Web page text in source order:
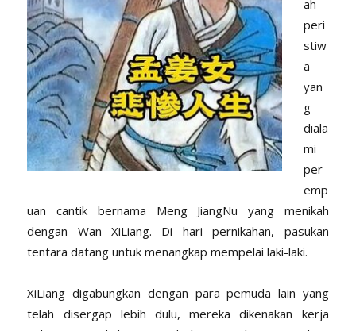
ah
peri
stiw
a
yan
g
diala
mi
per
emp
uan cantik bernama Meng JiangNu yang menikah
dengan Wan XiLiang. Di hari pernikahan, pasukan
tentara datang untuk menangkap mempelai laki-laki.
XiLiang digabungkan dengan para pemuda lain yang
telah disergap lebih dulu, mereka dikenakan kerja